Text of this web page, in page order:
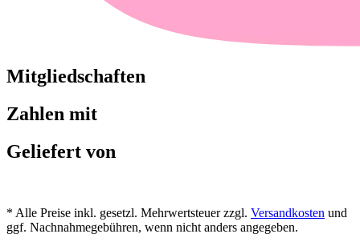
Mitgliedschaften
Zahlen mit
Geliefert von
* Alle Preise inkl. gesetzl. Mehrwertsteuer zzgl. Versandkosten und
ggf. Nachnahmegebühren, wenn nicht anders angegeben.